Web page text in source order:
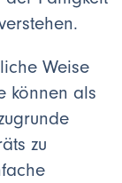
Weise
können als
zu